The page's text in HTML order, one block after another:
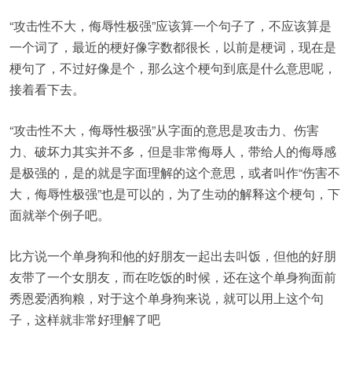
“攻击性不大，侮辱性极强”应该算一个句子了，不应该算是
一个词了，最近的梗好像字数都很长，以前是梗词，现在是
梗句了，不过好像是个，那么这个梗句到底是什么意思呢，
接着看下去。
“攻击性不大，侮辱性极强”从字面的意思是攻击力、伤害
力、破坏力其实并不多，但是非常侮辱人，带给人的侮辱感
是极强的，是的就是字面理解的这个意思，或者叫作“伤害不
大，侮辱性极强”也是可以的，为了生动的解释这个梗句，下
面就举个例子吧。
比方说一个单身狗和他的好朋友一起出去叫饭，但他的好朋
友带了一个女朋友，而在吃饭的时候，还在这个单身狗面前
秀恩爱洒狗粮，对于这个单身狗来说，就可以用上这个句
子，这样就非常好理解了吧